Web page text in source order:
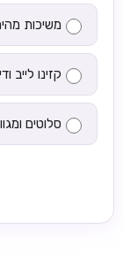
משיכות
קזינו לייב
סלוטים